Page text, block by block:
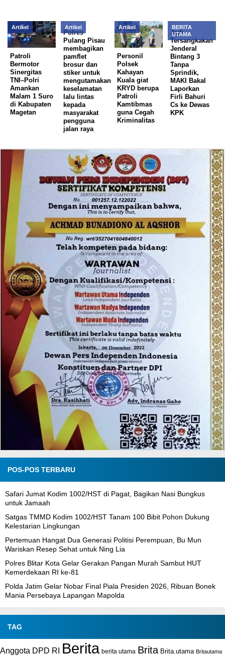
Artikel
Patroli
Bermotor
Sinergitas
TNI–Polri
Amankan
Malam 1 Suro
di Kabupaten
Magetan
Artikel
Polres
Pulang Pisau
membagikan
pamflet
brosur dan
stiker untuk
mengutamakan
keselamatan
lalu lintas
kepada
masyarakat
pengguna
jalan raya
Artikel
Personil
Polsek
Kahayan
Kuala giat
KRYD berupa
Patroli
Kamtibmas
guna Cegah
Kriminalitas
BERITA
UTAMA
Jadi
Tersangkakan
Jenderal
Bintang 3
Tanpa
Sprindik,
MAKI Bakal
Laporkan
Firli Bahuri
Cs ke Dewas
KPK
POS-POS TERBARU
Safari Jumat Kodim 1002/HST di Pagat, Bagikan Nasi Bungkus
untuk Jamaah
Satgas TMMD Kodim 1002/HST Tanam 100 Bibit Pohon Dukung
Kelestarian Lingkungan
Pertemuan Hangat Dua Generasi Politisi Perempuan, Bu Mun
Wariskan Resep Sehat untuk Ning Lia
Polres Blitar Kota Gelar Gerakan Pangan Murah Sambut HUT
Kemerdekaan RI ke-81
Polda Jatim Gelar Nobar Final Piala Presiden 2026, Ribuan Bonek
Mania Persebaya Lapangan Mapolda
TAG
Anggota DPD RI Berita berita utama Brita Brita.utama Britautama